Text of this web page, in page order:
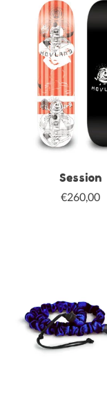
Session
€260,00